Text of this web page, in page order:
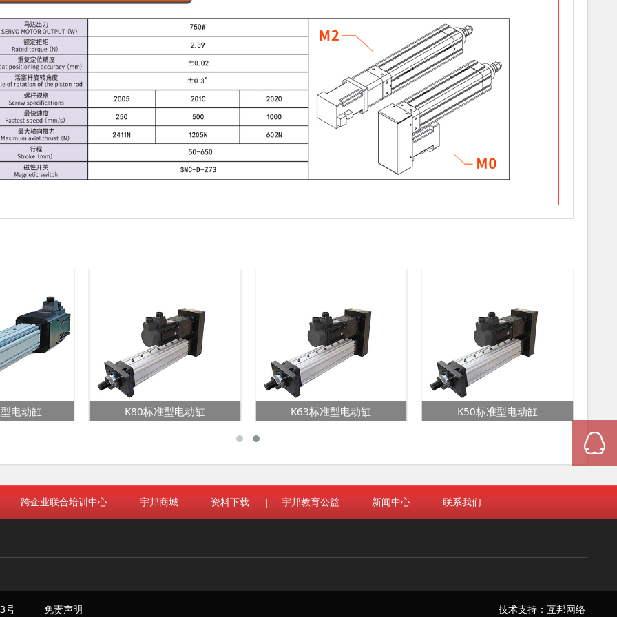
电动缸 K80标准型电动缸 K63标准型电动缸 K50标准型电动缸
跨企业联合培训中心 宇邦商城 资料下载 宇邦教育公益 新闻中心 联系我们
号 免责声明 技术支持： 互邦网络